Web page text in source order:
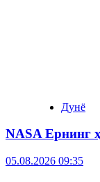
Дунё
NASA Ернинг
05.08.2026 09:35